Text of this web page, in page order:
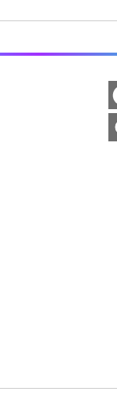
ンス